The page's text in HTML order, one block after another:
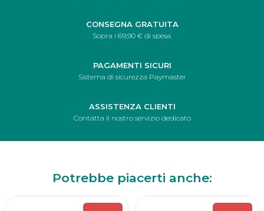
CONSEGNA GRATUITA
Sopra i 69,90 € di spesa.
PAGAMENTI SICURI
Sistema di sicurezza Paymaster
ASSISTENZA CLIENTI
Contatta il nostro servizio dedicato
Potrebbe piacerti anche: